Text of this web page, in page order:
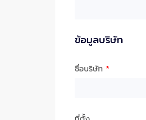
ข้อมูลบริษัท
ชื่อบริษัท *